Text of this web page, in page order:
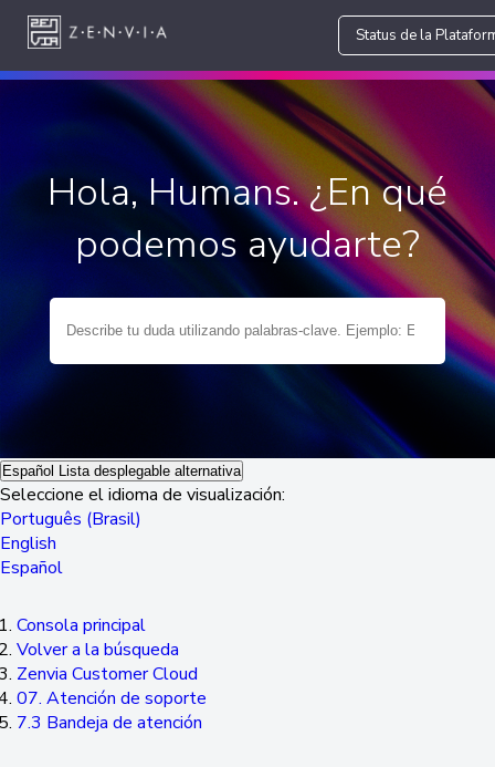
Status de la
Hola, Humans. ¿En qué
podemos ayudarte?
Español Lista desplegable alternativa
Seleccione el idioma de visualización:
Português (Brasil)
English
Español
Consola principal
Volver a la búsqueda
Zenvia Customer Cloud
07. Atención de soporte
7.3 Bandeja de atención